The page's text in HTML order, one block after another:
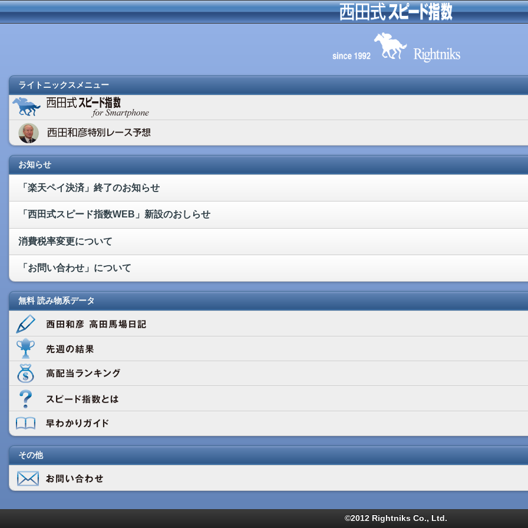
ライトニックスメニュー
お知らせ
「楽天ペイ決済」終了のお知らせ
「西田式スピード指数WEB」新設のおしらせ
消費税率変更について
「お問い合わせ」について
無料 読み物系データ
その他
©2012 Rightniks Co., Ltd.